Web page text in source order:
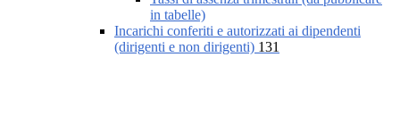
in tabelle)
Incarichi conferiti e autorizzati ai dipendenti
(dirigenti e non dirigenti) 131